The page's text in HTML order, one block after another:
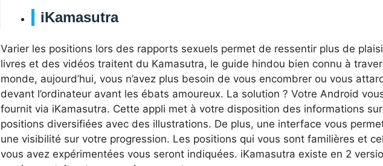
iKamasutra
Varier les positions lors des rapports sexuels permet de ressentir plus de
livres et des vidéos traitent du Kamasutra, le guide hindou bien connu à
monde, aujourd’hui, vous n’avez plus besoin de vous encombrer ou vous
devant l’ordinateur avant les ébats amoureux. La solution ? Votre Android
fournit via iKamasutra. Cette appli met à votre disposition des informations
positions diversifiées avec des illustrations. De plus, une interface vous
une visibilité sur votre progression. Les positions qui vous sont familières et
vous avez expérimentées vous seront indiquées. iKamasutra existe en 2